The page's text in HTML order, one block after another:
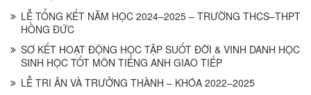
LỄ TỔNG KẾT NĂM HỌC 2024–2025 – TRƯỜNG THCS–THPT
HỒNG ĐỨC
SƠ KẾT HOẠT ĐỘNG HỌC TẬP SUỐT ĐỜI & VINH DANH HỌC
SINH HỌC TỐT MÔN TIẾNG ANH GIAO TIẾP
LỄ TRI ÂN VÀ TRƯỞNG THÀNH – KHÓA 2022–2025